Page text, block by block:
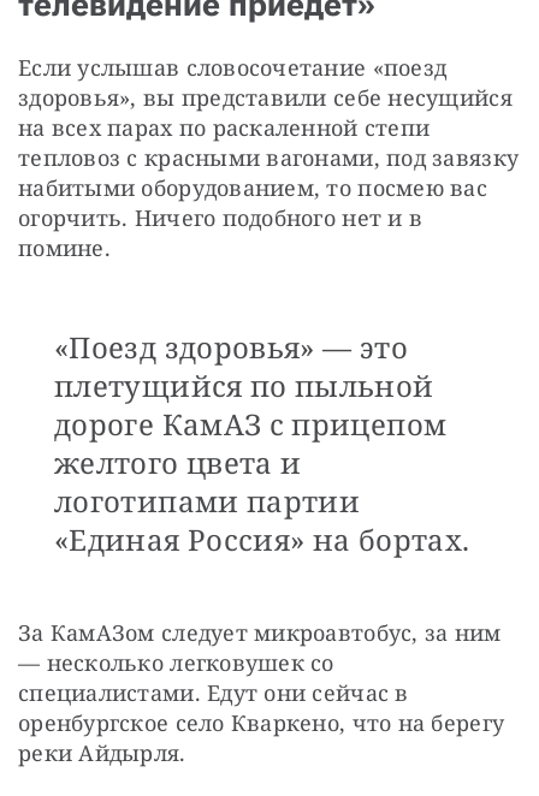
Если услышав словосочетание «поезд
здоровья», вы представили себе несущийся
на всех парах по раскаленной степи
тепловоз с красными вагонами, под завязку
набитыми оборудованием, то посмею вас
огорчить. Ничего подобного нет и в
помине.
«Поезд здоровья» — это
плетущийся по пыльной
дороге КамАЗ с прицепом
желтого цвета и
логотипами партии
«Единая Россия» на бортах.
За КамАЗом следует микроавтобус, за ним
— несколько легковушек со
специалистами. Едут они сейчас в
оренбургское село Кваркено, что на берегу
реки Айдырля.